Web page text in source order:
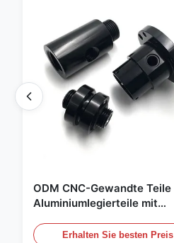
ODM CNC-Gewandte Teile
Aluminiumlegierteile mit
Anodisierung
Erhalten Sie besten Preis